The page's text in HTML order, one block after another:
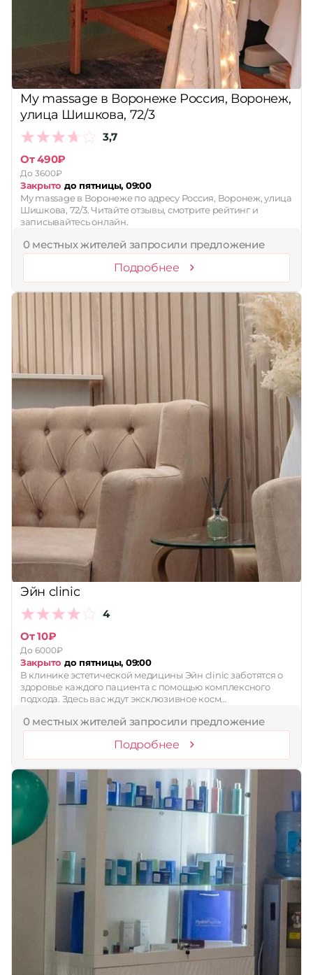
Принимает сертификаты
Применить
Сбросить
My massage в Воронеже Россия, Воронеж,
улица Шишкова, 72/3
3,7
От 490₽
До 3600₽
Закрыто до пятницы, 09:00
My massage в Воронеже по адресу Россия, Воронеж, улица
Шишкова, 72/3. Читайте отзывы, смотрите рейтинг и
записывайтесь онлайн.
0 местных жителей запросили предложение
Подробнее
Эйн clinic
4
От 10₽
До 6000₽
Закрыто до пятницы, 09:00
В клинике эстетической медицины Эйн clinic заботятся о
здоровье каждого пациента с помощью комплексного
подхода. Здесь вас ждут эксклюзивное косм…
0 местных жителей запросили предложение
Подробнее